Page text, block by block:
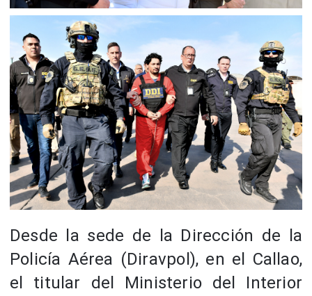
Desde la sede de la Dirección de la
Policía Aérea (Diravpol), en el Callao,
el titular del Ministerio del Interior